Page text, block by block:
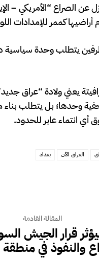
عن الصراع “الأمريكي
أراضيها كممر للإمدادات
يتطلب وحدة سياسية
يعني ولادة “عراق
وحدها؛ بل يتطلب
انتماء عابر للحدود.
العراق الآن بغداد
المقالة القادمة
قرار الجيش
والنفوذ في منطقة